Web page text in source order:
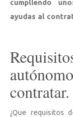
cumpliendo
ayudas al
contratar.
¿Que requisitos